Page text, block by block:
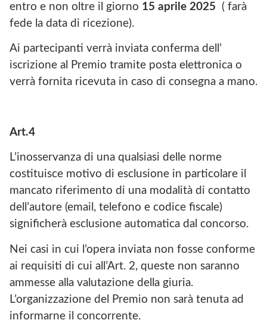
entro e non oltre il giorno 15 aprile 2025
( farà
fede la data di ricezione).
Ai partecipanti verrà inviata conferma dell’
iscrizione al Premio tramite posta elettronica o
verrà fornita ricevuta in caso di consegna a mano.
Art.4
L’inosservanza di una qualsiasi delle norme
costituisce motivo di esclusione in particolare il
mancato riferimento di una modalità di contatto
dell’autore (email, telefono e codice fiscale)
significherà esclusione automatica dal concorso.
Nei casi in cui l’opera inviata non fosse conforme
ai requisiti di cui all’Art. 2, queste non saranno
ammesse alla valutazione della giuria.
L’organizzazione del Premio non sarà tenuta ad
informarne il concorrente.